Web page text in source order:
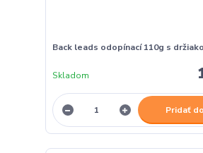
Back leads odopínací 110g s
Skladom
Pridať